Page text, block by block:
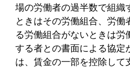
場の労働者の過半数で組織
ときはその労働組合、労働
る労働組合がないときは労
する者との書面による協定
は、賃金の一部を控除して